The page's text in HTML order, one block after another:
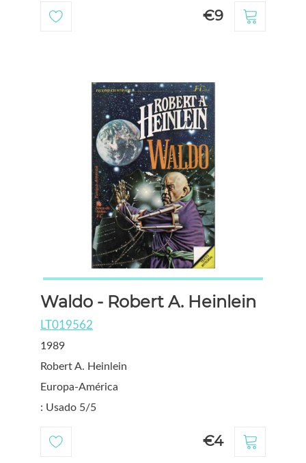
€9
Waldo - Robert A. Heinlein
LT019562
1989
Robert A. Heinlein
Europa-América
: Usado 5/5
€4